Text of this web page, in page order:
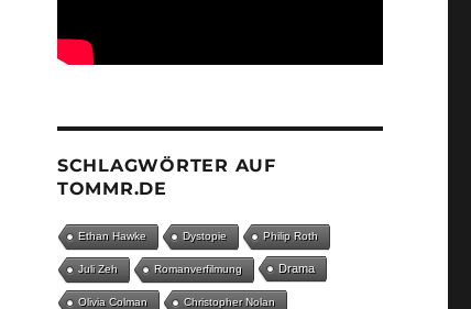
SCHLAGWÖRTER AUF
TOMMR.DE
Ethan Hawke Dystopie Philip Roth
Juli Zeh Romanverfilmung Drama
Olivia Colman Christopher Nolan